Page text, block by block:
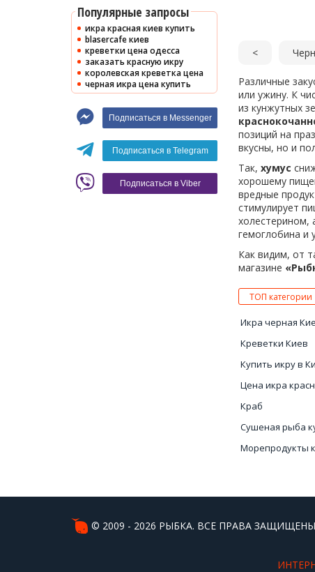
Популярные запросы
икра красная киев купить
blasercafe киев
креветки цена одесса
заказать красную икру
королевская креветка цена
черная икра цена купить
Подписаться в Messenger
Подписаться в Telegram
Подписаться в Viber
<
Различные
или ужину. К
из кунжутных
позиций на
вкусны, но и
Так, хумус
хорошему
вредные
стимулирует
холестерином,
гемоглобина и
Как видим, от
магазине
ТОП категории
Икра черная
Креветки Киев
Купить икру в
Цена икра
Краб
Сушеная рыба
Морепродукты
© 2009 - 2026 РЫБКА. ВСЕ ПРАВА